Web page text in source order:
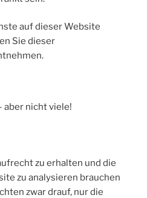
auf dieser Website
Sie dieser
aber nicht viele!
zu erhalten und die
zu analysieren brauchen
zwar drauf, nur die